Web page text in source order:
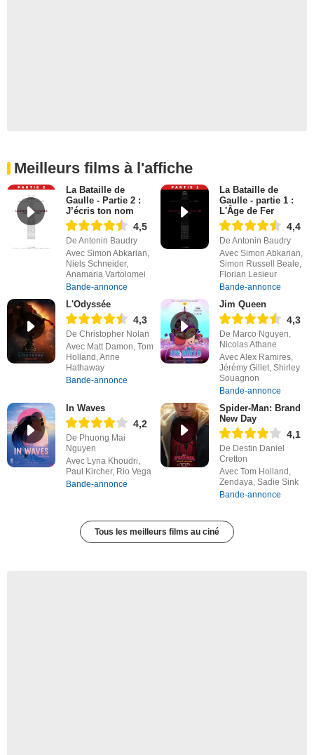
Meilleurs films à l'affiche
La Bataille de
Gaulle - Partie 2 :
J’écris ton nom
4,5
De Antonin Baudry
Avec Simon Abkarian,
Niels Schneider,
Anamaria Vartolomei
Bande-annonce
La Bataille de
Gaulle - partie 1 :
L'Âge de Fer
4,4
De Antonin Baudry
Avec Simon Abkarian,
Simon Russell Beale,
Florian Lesieur
Bande-annonce
L'Odyssée
4,3
De Christopher Nolan
Avec Matt Damon, Tom
Holland, Anne
Hathaway
Bande-annonce
Jim Queen
4,3
De Marco Nguyen,
Nicolas Athane
Avec Alex Ramires,
Jérémy Gillet, Shirley
Souagnon
Bande-annonce
In Waves
4,2
De Phuong Mai
Nguyen
Avec Lyna Khoudri,
Paul Kircher, Rio Vega
Bande-annonce
Spider-Man: Brand
New Day
4,1
De Destin Daniel
Cretton
Avec Tom Holland,
Zendaya, Sadie Sink
Bande-annonce
Tous les meilleurs films au ciné